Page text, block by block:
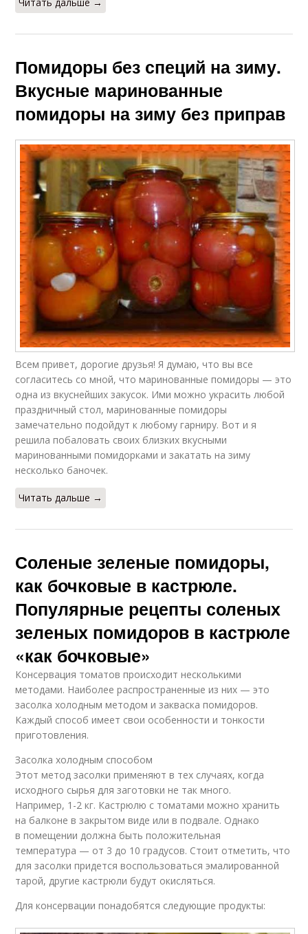
Помидоры без специй на зиму.
Вкусные маринованные
помидоры на зиму без приправ
Всем привет, дорогие друзья! Я думаю, что вы все
согласитесь со мной, что маринованные помидоры — это
одна из вкуснейших закусок. Ими можно украсить любой
праздничный стол, маринованные помидоры
замечательно подойдут к любому гарниру. Вот и я
решила побаловать своих близких вкусными
маринованными помидорками и закатать на зиму
несколько баночек.
Читать дальше →
Соленые зеленые помидоры,
как бочковые в кастрюле.
Популярные рецепты соленых
зеленых помидоров в кастрюле
«как бочковые»
Консервация томатов происходит несколькими
методами. Наиболее распространенные из них — это
засолка холодным методом и закваска помидоров.
Каждый способ имеет свои особенности и тонкости
приготовления.
Засолка холодным способом
Этот метод засолки применяют в тех случаях, когда
исходного сырья для заготовки не так много.
Например, 1-2 кг. Кастрюлю с томатами можно хранить
на балконе в закрытом виде или в подвале. Однако
в помещении должна быть положительная
температура — от 3 до 10 градусов. Стоит отметить, что
для засолки придется воспользоваться эмалированной
тарой, другие кастрюли будут окисляться.
Для консервации понадобятся следующие продукты: